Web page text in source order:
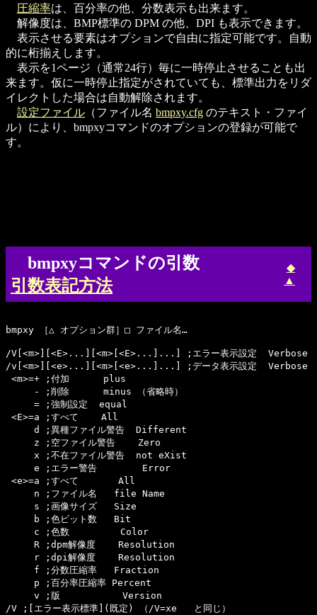
圧縮率は、百分率の他、分数表示も出来ます。
解像度は、BMP標準の DPM の他、DPI も表示できます。
表示させる要素はオプションで自由に指定可能です。自動
的に桁揃えします。
表示を1ページ（通常24行）毎に一時停止させることも出
来ます。仮に一時停止指定がされていても、標準出力をリダ
イレクトした場合は自動解除されます。
設定ファイル （ファイル名 bmpxy.cfg のテキスト・ファイ
ル）により、bmpxyコマンドのオプションの登録が可能で
す。
bmpxyコマンドの引数
引数表記方法
◆
▲
bmpxy ［△ オプション群］□ ファイル名…
/V[<m>][<E>...][<m>[<E>...]...] ;エラー表示設定  Verbose
/v[<m>][<e>...][<m>[<e>...]...] ;データ表示設定  Verbose
<m>=+ ;付加      plus
     - ;削除      minus （省略時）
     = ;強制設定  equal
<E>=a ;すべて    All
     d ;異種ファイル警告  Different
     z ;空ファイル警告    Zero
     x ;不在ファイル警告  not eXist
     e ;エラー警告        Error
<e>=a ;すべて       All
     n ;ファイル名   file Name
     s ;画像サイズ   Size
     b ;色ビット数   Bit
     c ;色数         Color
     R ;dpm解像度    Resolution
     r ;dpi解像度    Resolution
     f ;分数圧縮率   Fraction
     p ;百分率圧縮率 Percent
     v ;版           Version
/V ;[エラー表示標準](既定) （/V=xe   と同じ）